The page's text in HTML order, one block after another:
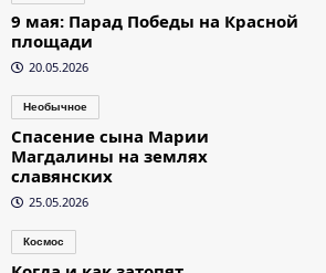
9 мая: Парад Победы на Красной
площади
20.05.2026
Необычное
Спасение сына Марии
Магдалины на землях
славянских
25.05.2026
Космос